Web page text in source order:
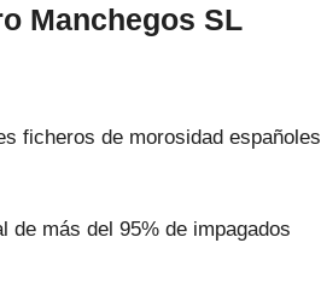
Manchegos SL
ficheros de morosidad españoles
de más del 95% de impagados